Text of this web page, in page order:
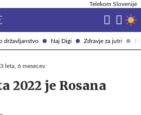
državljanstvo Naj Digi Zdravje za jutri
Telekom Slovenije
3 leta, 6 mesecev
2022 je Rosana